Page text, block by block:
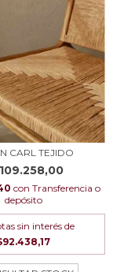
CARL TEJIDO
con Transferencia o
depósito
sin interés de